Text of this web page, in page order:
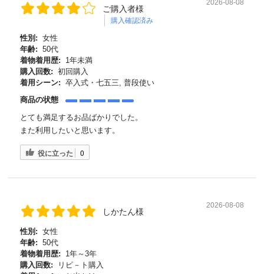
ご購入者様
購入確認済み
2026-08-08
性別: 女性
年齢: 50代
着物着用歴:
1年未満
購入回数: 初回購入
着用シーン: 卒入式・七五三, 普段使い
商品の状態
とても満足するお品ばかりでした。
また利用したいと思います。
役に立った 0
しかたん様
2026-08-08
性別: 女性
年齢: 50代
着物着用歴:
1年～3年
購入回数:
リピ－ト購入